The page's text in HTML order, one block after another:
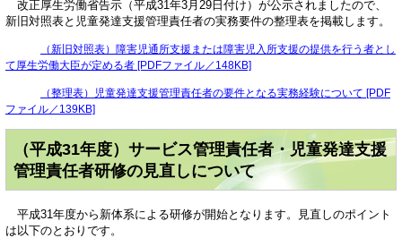
改正厚生労働省告示（平成31年3月29日付け）が公示されましたので、
新旧対照表と児童発達支援管理責任者の実務要件の整理表を掲載します。
（新旧対照表）障害児通所支援または障害児入所支援の提供を行う者とし
て厚生労働大臣が定める者 [PDFファイル／148KB]
（整理表）児童発達支援管理責任者の要件となる実務経験について [PDF
ファイル／139KB]
（平成31年度）サービス管理責任者・児童発達支援
管理責任者研修の見直しについて
平成31年度から新体系による研修が開始となります。見直しのポイント
は以下のとおりです。